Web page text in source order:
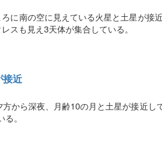
に南の空に見えている火星と土星が接
スも見え3天体が集合している。
接近
から深夜、月齢10の月と土星が接近し
。